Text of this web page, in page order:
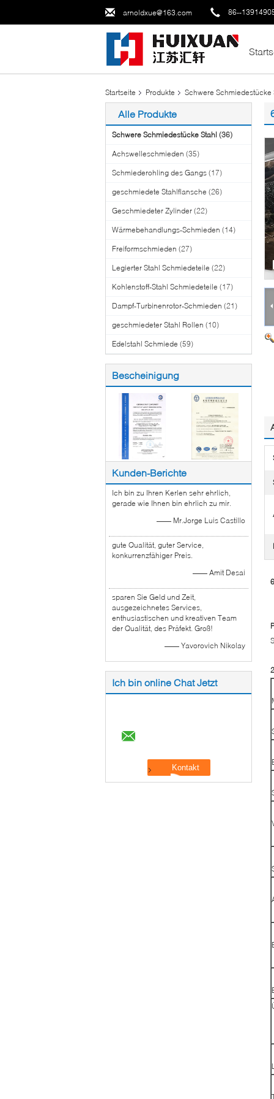
arnoldxue@163.com 86--
Startseite Produkte Schwere Schmiedestücke
Alle Produkte
Schwere Schmiedestücke Stahl (36)
Achswelleschmieden (35)
Schmiederohling des Gangs (17)
geschmiedete Stahlflansche (26)
Geschmiedeter Zylinder (22)
Wärmebehandlungs-Schmieden (14)
Freiformschmieden (27)
Legierter Stahl Schmiedeteile (22)
Kohlenstoff-Stahl Schmiedeteile (17)
Dampf-Turbinenrotor-Schmieden (21)
geschmiedeter Stahl Rollen (10)
Edelstahl Schmiede (59)
Bescheinigung
Kunden-Berichte
Ich bin zu Ihren Kerlen sehr ehrlich,
gerade wie Ihnen bin ehrlich zu mir.
—— Mr.Jorge Luis Castillo
gute Qualität, guter Service,
konkurrenzfähiger Preis.
—— Amit Desai
sparen Sie Geld und Zeit,
ausgezeichnetes Services,
enthusiastischen und kreativen Team
der Qualität, des Präfekt. Groß!
—— Yavorovich Nikolay
Ich bin online Chat Jetzt